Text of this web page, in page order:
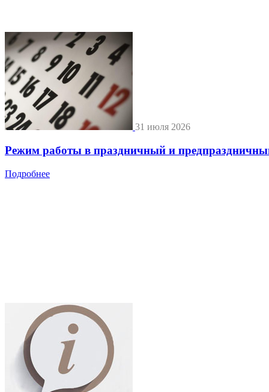
31 июля 2026
Режим работы в праздничный и
Подробнее